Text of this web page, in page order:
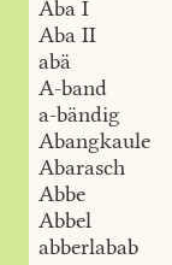
Aba I
Aba II
abä
A-band
a-bändig
Abangkaule
Abarasch
Abbe
Abbel
abberlabab